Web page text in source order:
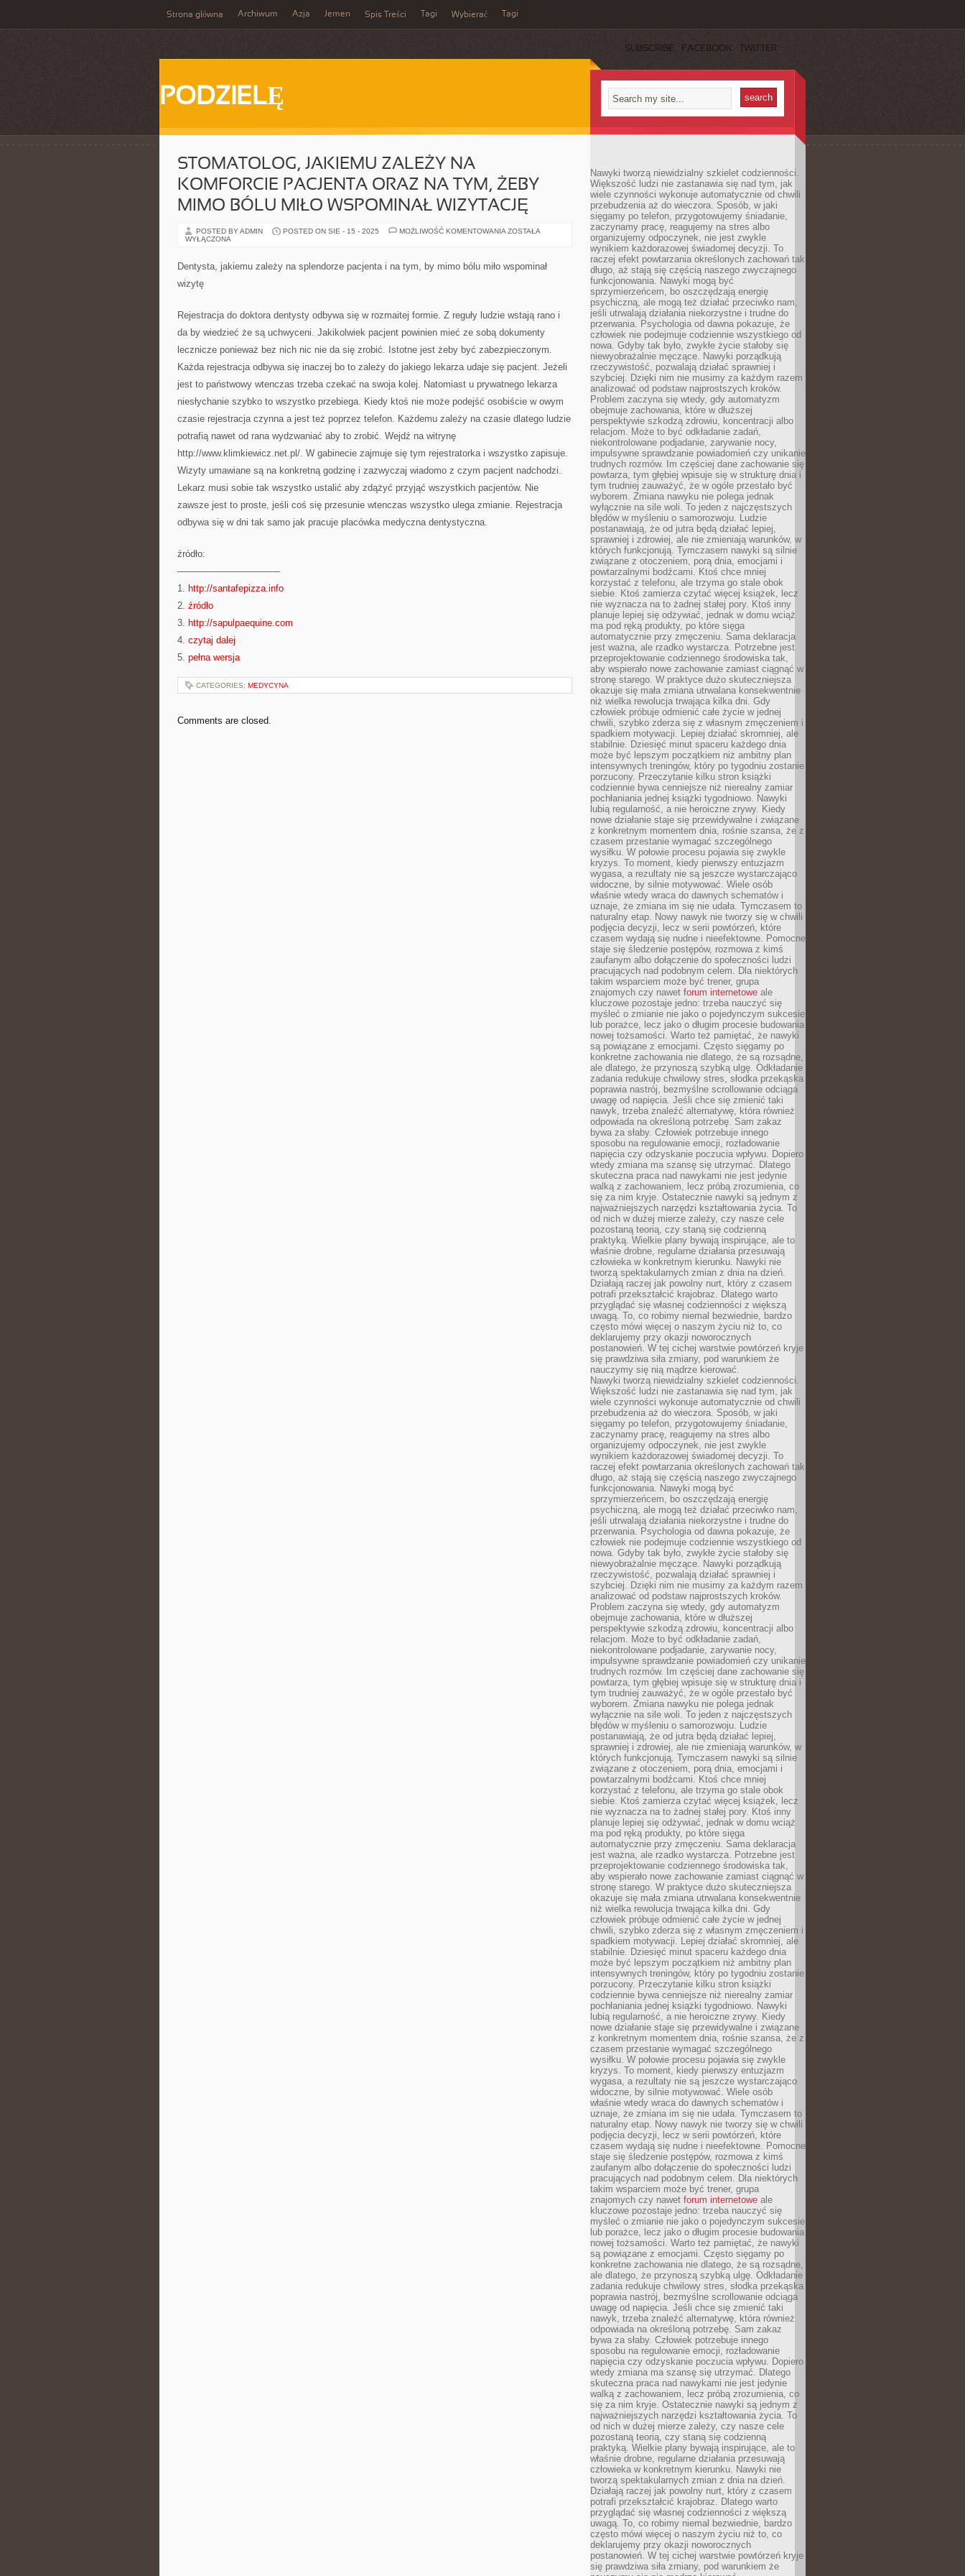
Strona główna Archiwum Azja Jemen Spis Treści Tagi Wybierać Tagi
SUBSCRIBE FACEBOOK TWITTER
PODZIELĘ
STOMATOLOG, JAKIEMU ZALEŻY NA
KOMFORCIE PACJENTA ORAZ NA TYM, ŻEBY
MIMO BÓLU MIŁO WSPOMINAŁ WIZYTACJĘ
POSTED BY ADMIN POSTED ON SIE - 15 - 2025 MOŻLIWOŚĆ KOMENTOWANIA STOMATOLOG,
KOMFORCIE
PACJENTA
BÓLU
WSPOMINAŁ
ZOSTAŁA
WYŁĄCZONA
Dentysta, jakiemu zależy na splendorze pacjenta i na tym, by mimo bólu miło wspominał
wizytę
Rejestracja do doktora dentysty odbywa się w rozmaitej formie. Z reguły ludzie wstają rano i
da by wiedzieć że są uchwyceni. Jakikolwiek pacjent powinien mieć ze sobą dokumenty
lecznicze ponieważ bez nich nic nie da się zrobić. Istotne jest żeby być zabezpieczonym.
Każda rejestracja odbywa się inaczej bo to zależy do jakiego lekarza udaje się pacjent. Jeżeli
jest to państwowy wtenczas trzeba czekać na swoja kolej. Natomiast u prywatnego lekarza
niesłychanie szybko to wszystko przebiega. Kiedy ktoś nie może podejść osobiście w owym
czasie rejestracja czynna a jest też poprzez telefon. Każdemu zależy na czasie dlatego ludzie
potrafią nawet od rana wydzwaniać aby to zrobić. Wejdź na witrynę
http://www.klimkiewicz.net.pl/. W gabinecie zajmuje się tym rejestratorka i wszystko zapisuje.
Wizyty umawiane są na konkretną godzinę i zazwyczaj wiadomo z czym pacjent nadchodzi.
Lekarz musi sobie tak wszystko ustalić aby zdążyć przyjąć wszystkich pacjentów. Nie
zawsze jest to proste, jeśli coś się przesunie wtenczas wszystko ulega zmianie. Rejestracja
odbywa się w dni tak samo jak pracuje placówka medyczna dentystyczna.
źródło:
———————————
1. http://santafepizza.info
2. źródło
3. http://sapulpaequine.com
4. czytaj dalej
5. pełna wersja
CATEGORIES: MEDYCYNA
Comments are closed.
Nawyki tworzą niewidzialny szkielet codzienności.
Większość ludzi nie zastanawia się nad tym, jak
wiele czynności wykonuje automatycznie od chwili
przebudzenia aż do wieczora. Sposób, w jaki
sięgamy po telefon, przygotowujemy śniadanie,
zaczynamy pracę, reagujemy na stres albo
organizujemy odpoczynek, nie jest zwykle
wynikiem każdorazowej świadomej decyzji. To
raczej efekt powtarzania określonych zachowań tak
długo, aż stają się częścią naszego zwyczajnego
funkcjonowania. Nawyki mogą być
sprzymierzeńcem, bo oszczędzają energię
psychiczną, ale mogą też działać przeciwko nam,
jeśli utrwalają działania niekorzystne i trudne do
przerwania. Psychologia od dawna pokazuje, że
człowiek nie podejmuje codziennie wszystkiego od
nowa. Gdyby tak było, zwykłe życie stałoby się
niewyobrażalnie męczące. Nawyki porządkują
rzeczywistość, pozwalają działać sprawniej i
szybciej. Dzięki nim nie musimy za każdym razem
analizować od podstaw najprostszych kroków.
Problem zaczyna się wtedy, gdy automatyzm
obejmuje zachowania, które w dłuższej
perspektywie szkodzą zdrowiu, koncentracji albo
relacjom. Może to być odkładanie zadań,
niekontrolowane podjadanie, zarywanie nocy,
impulsywne sprawdzanie powiadomień czy unikanie
trudnych rozmów. Im częściej dane zachowanie się
powtarza, tym głębiej wpisuje się w strukturę dnia i
tym trudniej zauważyć, że w ogóle przestało być
wyborem. Zmiana nawyku nie polega jednak
wyłącznie na sile woli. To jeden z najczęstszych
błędów w myśleniu o samorozwoju. Ludzie
postanawiają, że od jutra będą działać lepiej,
sprawniej i zdrowiej, ale nie zmieniają warunków, w
których funkcjonują. Tymczasem nawyki są silnie
związane z otoczeniem, porą dnia, emocjami i
powtarzalnymi bodźcami. Ktoś chce mniej
korzystać z telefonu, ale trzyma go stale obok
siebie. Ktoś zamierza czytać więcej książek, lecz
nie wyznacza na to żadnej stałej pory. Ktoś inny
planuje lepiej się odżywiać, jednak w domu wciąż
ma pod ręką produkty, po które sięga
automatycznie przy zmęczeniu. Sama deklaracja
jest ważna, ale rzadko wystarcza. Potrzebne jest
przeprojektowanie codziennego środowiska tak,
aby wspierało nowe zachowanie zamiast ciągnąć w
stronę starego. W praktyce dużo skuteczniejsza
okazuje się mała zmiana utrwalana konsekwentnie
niż wielka rewolucja trwająca kilka dni. Gdy
człowiek próbuje odmienić całe życie w jednej
chwili, szybko zderza się z własnym zmęczeniem i
spadkiem motywacji. Lepiej działać skromniej, ale
stabilnie. Dziesięć minut spaceru każdego dnia
może być lepszym początkiem niż ambitny plan
intensywnych treningów, który po tygodniu zostanie
porzucony. Przeczytanie kilku stron książki
codziennie bywa cenniejsze niż nierealny zamiar
pochłaniania jednej książki tygodniowo. Nawyki
lubią regularność, a nie heroiczne zrywy. Kiedy
nowe działanie staje się przewidywalne i związane
z konkretnym momentem dnia, rośnie szansa, że z
czasem przestanie wymagać szczególnego
wysiłku. W połowie procesu pojawia się zwykle
kryzys. To moment, kiedy pierwszy entuzjazm
wygasa, a rezultaty nie są jeszcze wystarczająco
widoczne, by silnie motywować. Wiele osób
właśnie wtedy wraca do dawnych schematów i
uznaje, że zmiana im się nie udała. Tymczasem to
naturalny etap. Nowy nawyk nie tworzy się w chwili
podjęcia decyzji, lecz w serii powtórzeń, które
czasem wydają się nudne i nieefektowne. Pomocne
staje się śledzenie postępów, rozmowa z kimś
zaufanym albo dołączenie do społeczności ludzi
pracujących nad podobnym celem. Dla niektórych
takim wsparciem może być trener, grupa
znajomych czy nawet forum internetowe ale
kluczowe pozostaje jedno: trzeba nauczyć się
myśleć o zmianie nie jako o pojedynczym sukcesie
lub porażce, lecz jako o długim procesie budowania
nowej tożsamości. Warto też pamiętać, że nawyki
są powiązane z emocjami. Często sięgamy po
konkretne zachowania nie dlatego, że są rozsądne,
ale dlatego, że przynoszą szybką ulgę. Odkładanie
zadania redukuje chwilowy stres, słodka przekąska
poprawia nastrój, bezmyślne scrollowanie odciąga
uwagę od napięcia. Jeśli chce się zmienić taki
nawyk, trzeba znaleźć alternatywę, która również
odpowiada na określoną potrzebę. Sam zakaz
bywa za słaby. Człowiek potrzebuje innego
sposobu na regulowanie emocji, rozładowanie
napięcia czy odzyskanie poczucia wpływu. Dopiero
wtedy zmiana ma szansę się utrzymać. Dlatego
skuteczna praca nad nawykami nie jest jedynie
walką z zachowaniem, lecz próbą zrozumienia, co
się za nim kryje. Ostatecznie nawyki są jednym z
najważniejszych narzędzi kształtowania życia. To
od nich w dużej mierze zależy, czy nasze cele
pozostaną teorią, czy staną się codzienną
praktyką. Wielkie plany bywają inspirujące, ale to
właśnie drobne, regularne działania przesuwają
człowieka w konkretnym kierunku. Nawyki nie
tworzą spektakularnych zmian z dnia na dzień.
Działają raczej jak powolny nurt, który z czasem
potrafi przekształcić krajobraz. Dlatego warto
przyglądać się własnej codzienności z większą
uwagą. To, co robimy niemal bezwiednie, bardzo
często mówi więcej o naszym życiu niż to, co
deklarujemy przy okazji noworocznych
postanowień. W tej cichej warstwie powtórzeń kryje
się prawdziwa siła zmiany, pod warunkiem że
nauczymy się nią mądrze kierować.
Nawyki tworzą niewidzialny szkielet codzienności.
Większość ludzi nie zastanawia się nad tym, jak
wiele czynności wykonuje automatycznie od chwili
przebudzenia aż do wieczora. Sposób, w jaki
sięgamy po telefon, przygotowujemy śniadanie,
zaczynamy pracę, reagujemy na stres albo
organizujemy odpoczynek, nie jest zwykle
wynikiem każdorazowej świadomej decyzji. To
raczej efekt powtarzania określonych zachowań tak
długo, aż stają się częścią naszego zwyczajnego
funkcjonowania. Nawyki mogą być
sprzymierzeńcem, bo oszczędzają energię
psychiczną, ale mogą też działać przeciwko nam,
jeśli utrwalają działania niekorzystne i trudne do
przerwania. Psychologia od dawna pokazuje, że
człowiek nie podejmuje codziennie wszystkiego od
nowa. Gdyby tak było, zwykłe życie stałoby się
niewyobrażalnie męczące. Nawyki porządkują
rzeczywistość, pozwalają działać sprawniej i
szybciej. Dzięki nim nie musimy za każdym razem
analizować od podstaw najprostszych kroków.
Problem zaczyna się wtedy, gdy automatyzm
obejmuje zachowania, które w dłuższej
perspektywie szkodzą zdrowiu, koncentracji albo
relacjom. Może to być odkładanie zadań,
niekontrolowane podjadanie, zarywanie nocy,
impulsywne sprawdzanie powiadomień czy unikanie
trudnych rozmów. Im częściej dane zachowanie się
powtarza, tym głębiej wpisuje się w strukturę dnia i
tym trudniej zauważyć, że w ogóle przestało być
wyborem. Zmiana nawyku nie polega jednak
wyłącznie na sile woli. To jeden z najczęstszych
błędów w myśleniu o samorozwoju. Ludzie
postanawiają, że od jutra będą działać lepiej,
sprawniej i zdrowiej, ale nie zmieniają warunków, w
których funkcjonują. Tymczasem nawyki są silnie
związane z otoczeniem, porą dnia, emocjami i
powtarzalnymi bodźcami. Ktoś chce mniej
korzystać z telefonu, ale trzyma go stale obok
siebie. Ktoś zamierza czytać więcej książek, lecz
nie wyznacza na to żadnej stałej pory. Ktoś inny
planuje lepiej się odżywiać, jednak w domu wciąż
ma pod ręką produkty, po które sięga
automatycznie przy zmęczeniu. Sama deklaracja
jest ważna, ale rzadko wystarcza. Potrzebne jest
przeprojektowanie codziennego środowiska tak,
aby wspierało nowe zachowanie zamiast ciągnąć w
stronę starego. W praktyce dużo skuteczniejsza
okazuje się mała zmiana utrwalana konsekwentnie
niż wielka rewolucja trwająca kilka dni. Gdy
człowiek próbuje odmienić całe życie w jednej
chwili, szybko zderza się z własnym zmęczeniem i
spadkiem motywacji. Lepiej działać skromniej, ale
stabilnie. Dziesięć minut spaceru każdego dnia
może być lepszym początkiem niż ambitny plan
intensywnych treningów, który po tygodniu zostanie
porzucony. Przeczytanie kilku stron książki
codziennie bywa cenniejsze niż nierealny zamiar
pochłaniania jednej książki tygodniowo. Nawyki
lubią regularność, a nie heroiczne zrywy. Kiedy
nowe działanie staje się przewidywalne i związane
z konkretnym momentem dnia, rośnie szansa, że z
czasem przestanie wymagać szczególnego
wysiłku. W połowie procesu pojawia się zwykle
kryzys. To moment, kiedy pierwszy entuzjazm
wygasa, a rezultaty nie są jeszcze wystarczająco
widoczne, by silnie motywować. Wiele osób
właśnie wtedy wraca do dawnych schematów i
uznaje, że zmiana im się nie udała. Tymczasem to
naturalny etap. Nowy nawyk nie tworzy się w chwili
podjęcia decyzji, lecz w serii powtórzeń, które
czasem wydają się nudne i nieefektowne. Pomocne
staje się śledzenie postępów, rozmowa z kimś
zaufanym albo dołączenie do społeczności ludzi
pracujących nad podobnym celem. Dla niektórych
takim wsparciem może być trener, grupa
znajomych czy nawet forum internetowe ale
kluczowe pozostaje jedno: trzeba nauczyć się
myśleć o zmianie nie jako o pojedynczym sukcesie
lub porażce, lecz jako o długim procesie budowania
nowej tożsamości. Warto też pamiętać, że nawyki
są powiązane z emocjami. Często sięgamy po
konkretne zachowania nie dlatego, że są rozsądne,
ale dlatego, że przynoszą szybką ulgę. Odkładanie
zadania redukuje chwilowy stres, słodka przekąska
poprawia nastrój, bezmyślne scrollowanie odciąga
uwagę od napięcia. Jeśli chce się zmienić taki
nawyk, trzeba znaleźć alternatywę, która również
odpowiada na określoną potrzebę. Sam zakaz
bywa za słaby. Człowiek potrzebuje innego
sposobu na regulowanie emocji, rozładowanie
napięcia czy odzyskanie poczucia wpływu. Dopiero
wtedy zmiana ma szansę się utrzymać. Dlatego
skuteczna praca nad nawykami nie jest jedynie
walką z zachowaniem, lecz próbą zrozumienia, co
się za nim kryje. Ostatecznie nawyki są jednym z
najważniejszych narzędzi kształtowania życia. To
od nich w dużej mierze zależy, czy nasze cele
pozostaną teorią, czy staną się codzienną
praktyką. Wielkie plany bywają inspirujące, ale to
właśnie drobne, regularne działania przesuwają
człowieka w konkretnym kierunku. Nawyki nie
tworzą spektakularnych zmian z dnia na dzień.
Działają raczej jak powolny nurt, który z czasem
potrafi przekształcić krajobraz. Dlatego warto
przyglądać się własnej codzienności z większą
uwagą. To, co robimy niemal bezwiednie, bardzo
często mówi więcej o naszym życiu niż to, co
deklarujemy przy okazji noworocznych
postanowień. W tej cichej warstwie powtórzeń kryje
się prawdziwa siła zmiany, pod warunkiem że